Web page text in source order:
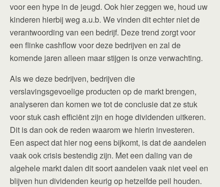
voor een hype in de jeugd. Ook hier zeggen we, houd uw
kinderen hierbij weg a.u.b. We vinden dit echter niet de
verantwoording van een bedrijf. Deze trend zorgt voor
een flinke cashflow voor deze bedrijven en zal de
komende jaren alleen maar stijgen is onze verwachting.
Als we deze bedrijven, bedrijven die
verslavingsgevoelige producten op de markt brengen,
analyseren dan komen we tot de conclusie dat ze stuk
voor stuk cash efficiënt zijn en hoge dividenden uitkeren.
Dit is dan ook de reden waarom we hierin investeren.
Een aspect dat hier nog eens bijkomt, is dat de aandelen
vaak ook crisis bestendig zijn. Met een daling van de
algehele markt dalen dit soort aandelen vaak niet veel en
blijven hun dividenden keurig op hetzelfde peil houden.